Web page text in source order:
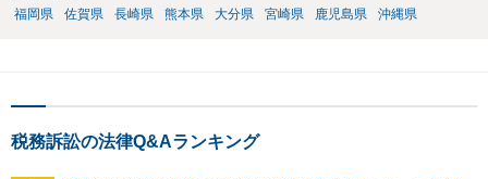
福岡県
佐賀県 長崎県 熊本県 大分県 宮崎県 鹿児島県 沖縄県
税務訴訟の法律Q&Aランキング